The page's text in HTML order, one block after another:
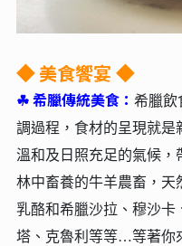
◆ 美食饗宴 ◆
☘︎希臘傳統美食： 希臘飲
調過程，食材的呈現就是
溫和及日照充足的氣候，
林中畜養的牛羊農畜，
乳酪和希臘沙拉、穆沙卡
塔、克魯利等等…等著你